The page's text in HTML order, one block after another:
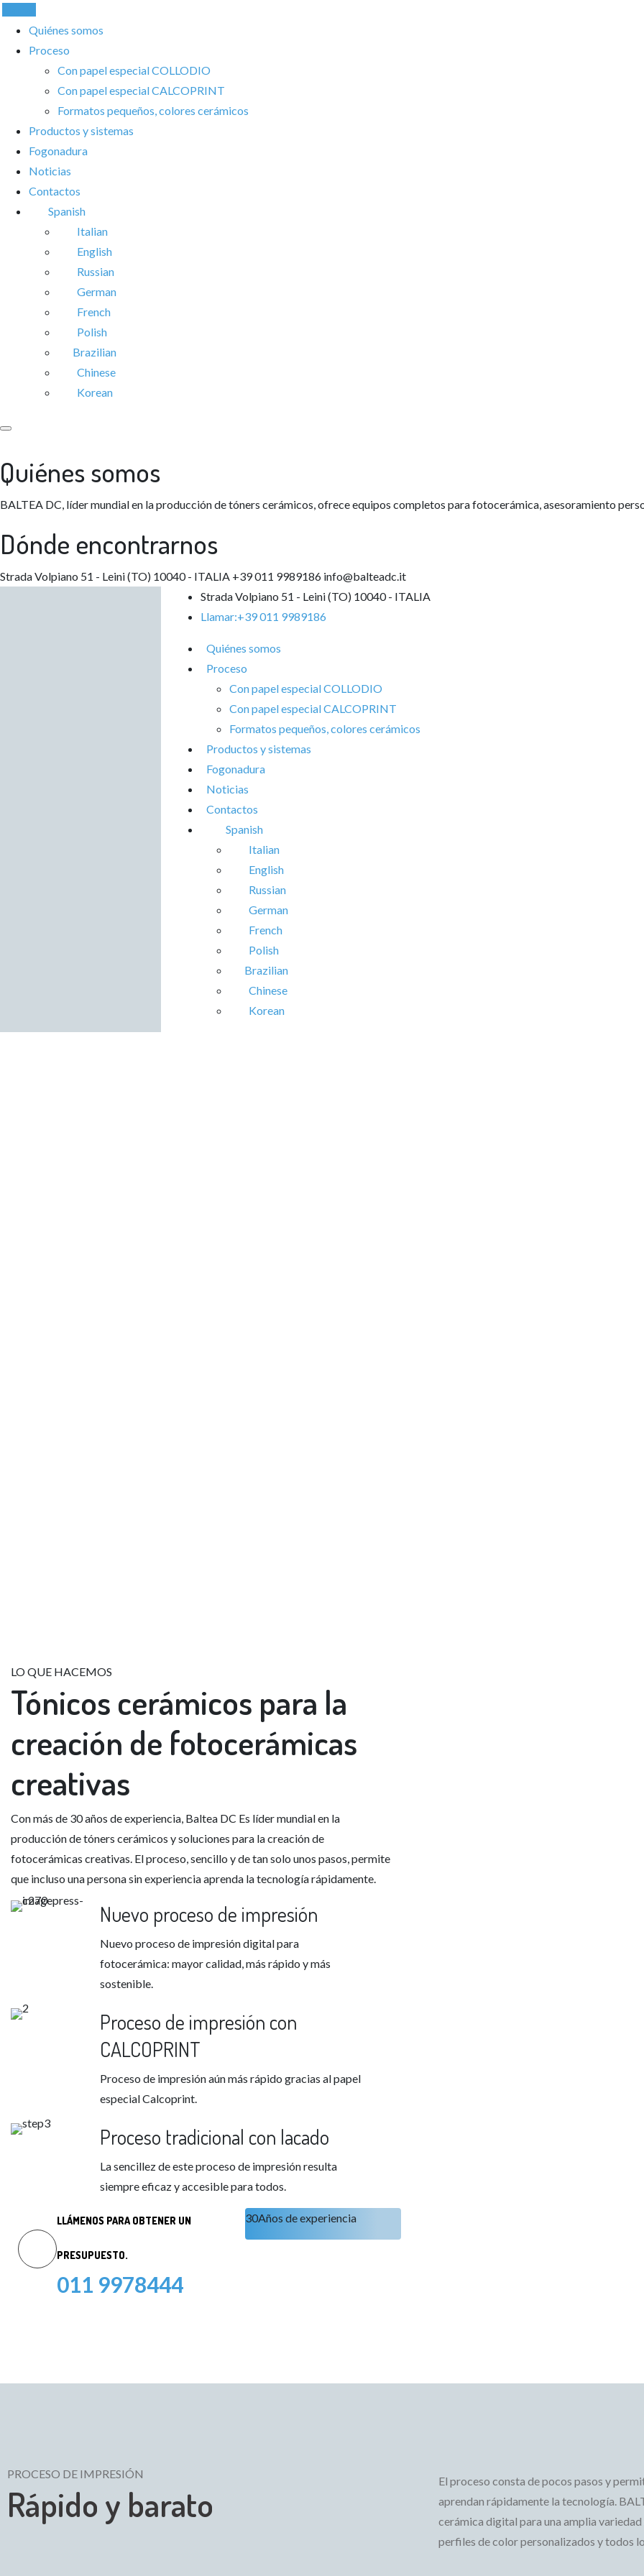
Quiénes somos
Proceso
Con papel especial COLLODIO
Con papel especial CALCOPRINT
Formatos pequeños, colores cerámicos
Productos y sistemas
Fogonadura
Noticias
Contactos
Spanish
Italian
English
Russian
German
French
Polish
Brazilian
Chinese
Korean
Quiénes somos
BALTEA DC, líder mundial en la producción de tóners cerámicos, ofrece equipos completos para fotocerámica, asesoramiento
Dónde encontrarnos
Strada Volpiano 51 - Leini (TO) 10040 - ITALIA +39 011 9989186 info@balteadc.it
Strada Volpiano 51 - Leini (TO) 10040 - ITALIA
Llamar:+39 011 9989186
Quiénes somos
Proceso
Con papel especial COLLODIO
Con papel especial CALCOPRINT
Formatos pequeños, colores cerámicos
Productos y sistemas
Fogonadura
Noticias
Contactos
Spanish
Italian
English
Russian
German
French
Polish
Brazilian
Chinese
Korean
LO QUE HACEMOS
Tónicos cerámicos para la
creación de fotocerámicas
creativas
Con más de 30 años de experiencia, Baltea DC Es líder mundial en la
producción de tóners cerámicos y soluciones para la creación de
fotocerámicas creativas. El proceso, sencillo y de tan solo unos pasos, permite
que incluso una persona sin experiencia aprenda la tecnología rápidamente.
Nuevo proceso de impresión
Nuevo proceso de impresión digital para
fotocerámica: mayor calidad, más rápido y más
sostenible.
Proceso de impresión con
CALCOPRINT
Proceso de impresión aún más rápido gracias al papel
especial Calcoprint.
Proceso tradicional con lacado
La sencillez de este proceso de impresión resulta
siempre eficaz y accesible para todos.
LLÁMENOS PARA OBTENER UN
PRESUPUESTO.
011 9978444
30Años de experiencia
PROCESO DE IMPRESIÓN
Rápido y barato
El proceso consta de pocos pasos y
aprendan rápidamente la tecnología.
cerámica digital para una amplia
perfiles de color personalizados y todos